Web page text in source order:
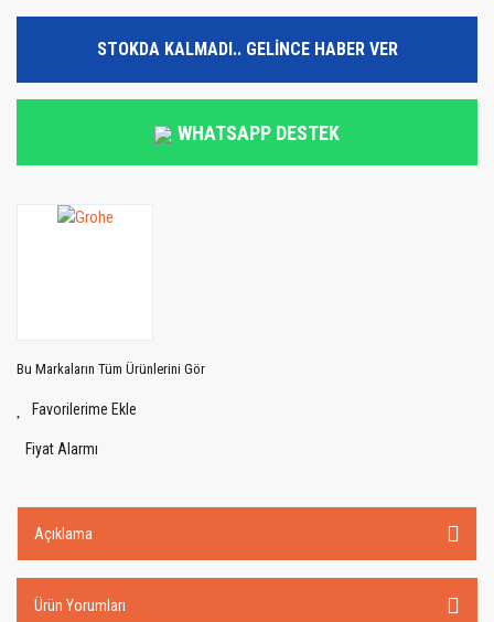
STOKDA KALMADI.. GELİNCE HABER VER
WHATSAPP DESTEK
Bu Markaların Tüm Ürünlerini Gör
Fiyat Alarmı
Açıklama
Ürün Yorumları